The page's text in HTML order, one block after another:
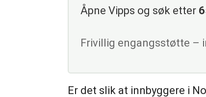
Åpne Vipps og søk etter
Frivillig engangsstøtte –
Er det slik at innbyggere i